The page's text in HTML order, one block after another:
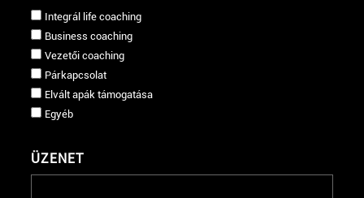
Integrál life coaching
Business coaching
Vezetői coaching
Párkapcsolat
Elvált apák támogatása
Egyéb
ÜZENET